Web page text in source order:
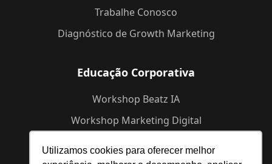
Utilizamos cookies para oferecer melhor
Trabalhe Conosco
Diagnóstico de Growth Marketing
Educação Corporativa
Workshop Beatz IA
Workshop Marketing Digital